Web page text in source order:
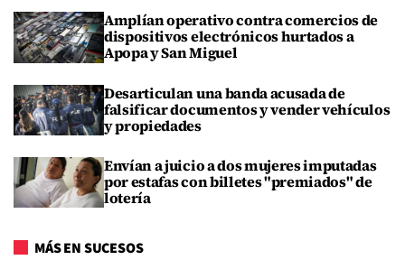
Amplían operativo contra comercios de
dispositivos electrónicos hurtados a
Apopa y San Miguel
Desarticulan una banda acusada de
falsificar documentos y vender vehículos
y propiedades
Envían a juicio a dos mujeres imputadas
por estafas con billetes "premiados" de
lotería
MÁS EN SUCESOS